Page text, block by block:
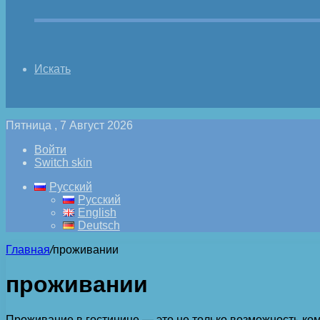
Искать
Пятница , 7 Август 2026
Войти
Switch skin
Русский
Русский
English
Deutsch
Главная/проживании
проживании